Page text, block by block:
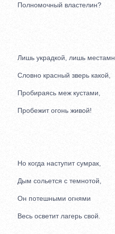
Полномочный властелин?
Лишь украдкой, лишь местамн,
Словно красный зверь какой,
Пробираясь меж кустами,
Пробежит огонь живой!
Но когда наступит сумрак,
Дым сольется с темнотой,
Он потешными огнями
Весь осветит лагерь свой.